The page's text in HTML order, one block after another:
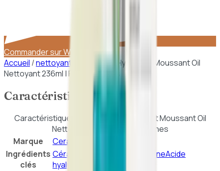
Commander sur WhatsApp
Accueil /nettoyants
CeraVe – Hydratant Moussant Oil
Nettoyant 236ml | Peaux Sèches
Caractéristiques
Caractéristiques de
CeraVe – Hydratant Moussant Oil
Nettoyant 236ml | Peaux Sèches
Marque
CeraVe
Ingrédients
clés
Céramides essentiels SqualaneAcide
hyaluronique